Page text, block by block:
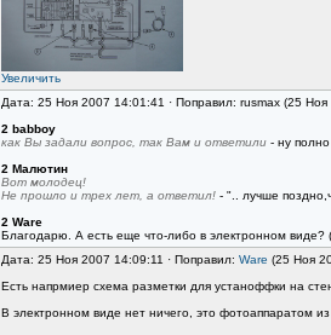
Увеличить
Дата: 25 Ноя 2007 14:01:41 · Поправил: rusmax (25
2 babboy
как Вы задали вопрос, так Вам и ответили - ну
2 Малютин
Вот молодец!
Не прошло и трех лет, а ответил! - ".. лучше
2 Ware
Благодарю. А есть еще что-либо в электронном виде?
Дата: 25 Ноя 2007 14:09:11 · Поправил: Ware (25 Ноя
Есть напрмиер схема разметки для устаноффки на
В электронном виде нет ничего, это фотоаппаратом из